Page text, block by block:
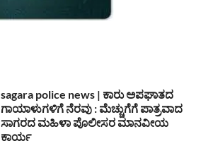
sagara police news | ಕಾರು ಅಪಘಾತದ
ಗಾಯಾಳುಗಳಿಗೆ ನೆರವು : ಮೆಚ್ಚುಗೆಗೆ ಪಾತ್ರವಾದ
ಸಾಗರದ ಮಹಿಳಾ ಪೊಲೀಸರ ಮಾನವೀಯ
ಕಾರ್ಯ